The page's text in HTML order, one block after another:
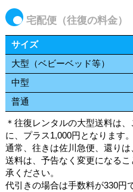
宅配便（往復の料金）
サイズ
大型（ベビーベッド等）
中型
普通
＊往復レンタルの大型送料は
に、プラス1,000円となります。
通常、往きは佐川急便、還りは
送料は、予告なく変更になる
承ください。
代引きの場合は手数料が330円